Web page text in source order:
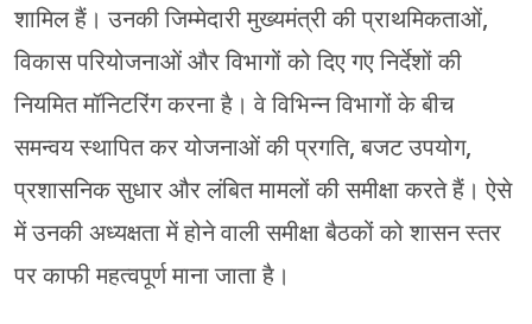
शामिल हैं। उनकी जिम्मेदारी मुख्यमंत्री की प्राथमिकताओं,
विकास परियोजनाओं और विभागों को दिए गए निर्देशों की
नियमित मॉनिटरिंग करना है। वे विभिन्न विभागों के बीच
समन्वय स्थापित कर योजनाओं की प्रगति, बजट उपयोग,
प्रशासनिक सुधार और लंबित मामलों की समीक्षा करते हैं। ऐसे
में उनकी अध्यक्षता में होने वाली समीक्षा बैठकों को शासन स्तर
पर काफी महत्वपूर्ण माना जाता है।